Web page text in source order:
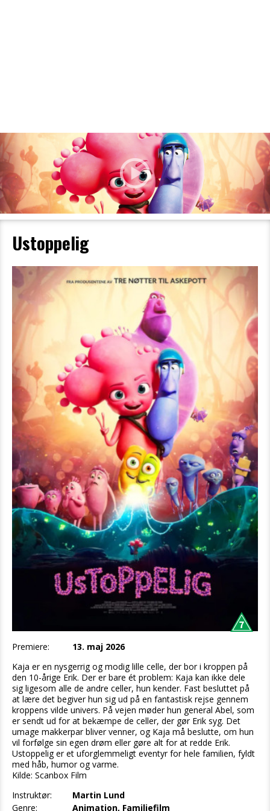
Ustoppelig
Premiere:
13. maj 2026
Kaja er en nysgerrig og modig lille celle, der bor i kroppen på
den 10-årige Erik. Der er bare ét problem: Kaja kan ikke dele
sig ligesom alle de andre celler, hun kender. Fast besluttet på
at lære det begiver hun sig ud på en fantastisk rejse gennem
kroppens vilde univers. På vejen møder hun general Abel, som
er sendt ud for at bekæmpe de celler, der gør Erik syg. Det
umage makkerpar bliver venner, og Kaja må beslutte, om hun
vil forfølge sin egen drøm eller gøre alt for at redde Erik.
Ustoppelig er et uforglemmeligt eventyr for hele familien, fyldt
med håb, humor og varme.
Kilde: Scanbox Film
Instruktør:
Martin Lund
Genre:
Animation, Familiefilm